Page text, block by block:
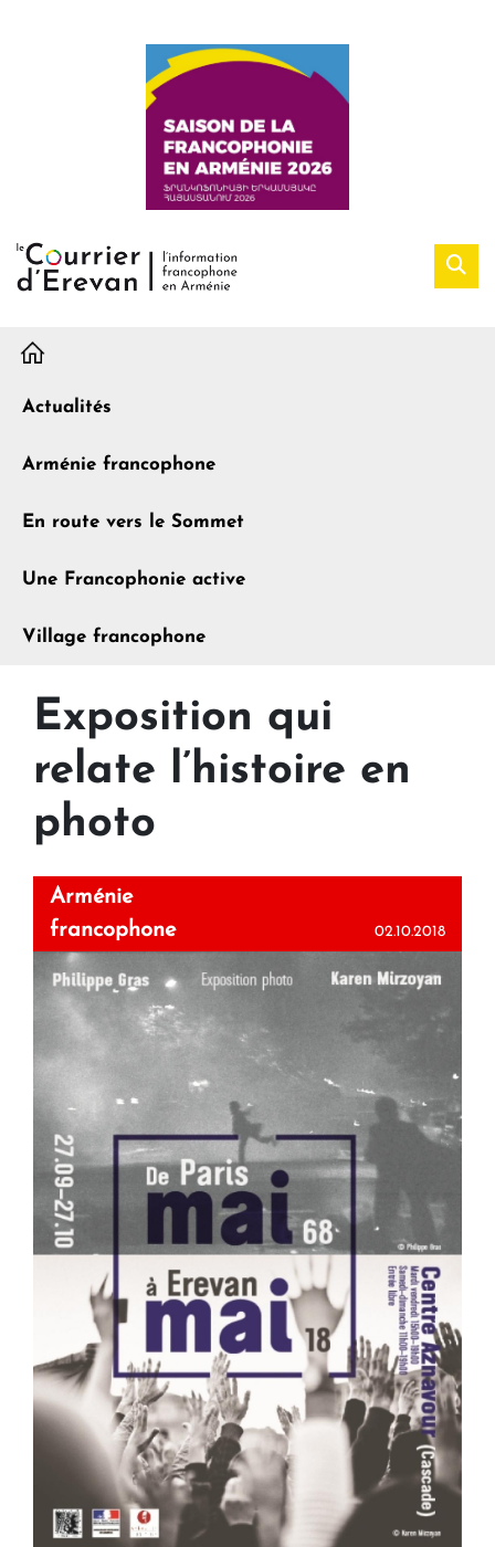
H
Actualités
Arménie francophone
En route vers le Sommet
Une Francophonie active
Village francophone
Exposition qui
relate l’histoire en
photo
Arménie
francophone
02.10.2018